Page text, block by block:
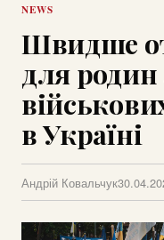
NEWS
Швидше
для
в Україні
Андрій Ковальчук